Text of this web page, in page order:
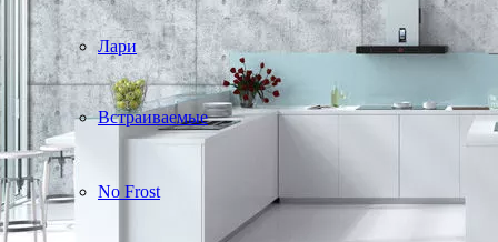
Лари
Встраиваемые
No Frost